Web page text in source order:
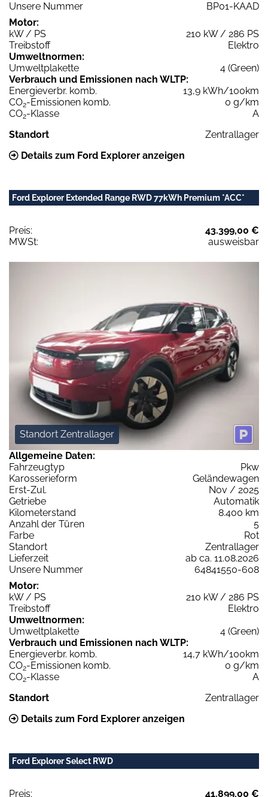
Unsere Nummer
BP01-KAAD
Motor:
kW / PS
210 kW / 286 PS
Treibstoff
Elektro
Umweltnormen:
Umweltplakette
4 (Green)
Verbrauch und Emissionen nach WLTP:
Energieverbr. komb.
13,9 kWh/100km
CO2-Emissionen komb.
0 g/km
CO2-Klasse
A
Standort
Zentrallager
Details zum Ford Explorer anzeigen
Ford Explorer Extended Range RWD 77kWh Premium *ACC*
Preis:
43.399,00 €
MWSt:
ausweisbar
Standort Zentrallager
Allgemeine Daten:
Fahrzeugtyp
Pkw
Karosserieform
Geländewagen
Erst-Zul.
Nov / 2025
Getriebe
Automatik
Kilometerstand
8.400 km
Anzahl der Türen
5
Farbe
Rot
Standort
Zentrallager
Lieferzeit
ab ca. 11.08.2026
Unsere Nummer
64841550-608
Motor:
kW / PS
210 kW / 286 PS
Treibstoff
Elektro
Umweltnormen:
Umweltplakette
4 (Green)
Verbrauch und Emissionen nach WLTP:
Energieverbr. komb.
14,7 kWh/100km
CO2-Emissionen komb.
0 g/km
CO2-Klasse
A
Standort
Zentrallager
Details zum Ford Explorer anzeigen
Ford Explorer Select RWD
Preis:
41.899,00 €